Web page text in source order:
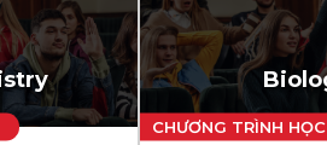
vấn Interlink